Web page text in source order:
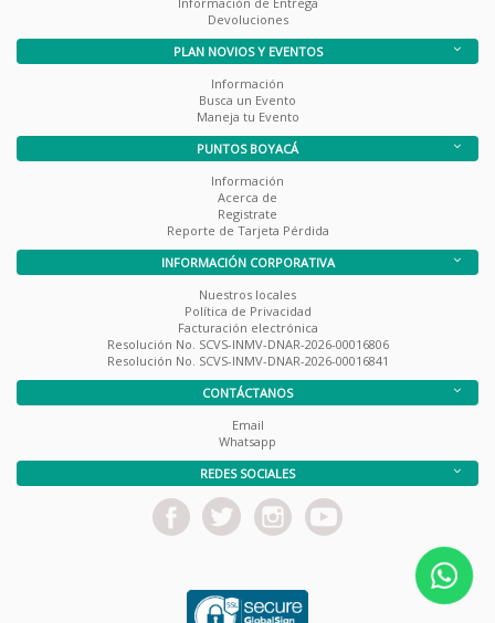
Devoluciones
PLAN NOVIOS Y EVENTOS
Información
Busca un Evento
Maneja tu Evento
PUNTOS BOYACÁ
Información
Acerca de
Registrate
Reporte de Tarjeta Pérdida
INFORMACIÓN CORPORATIVA
Nuestros locales
Política de Privacidad
Facturación electrónica
Resolución No. SCVS-INMV-DNAR-2026-00016806
Resolución No. SCVS-INMV-DNAR-2026-00016841
CONTÁCTANOS
Email
Whatsapp
REDES SOCIALES